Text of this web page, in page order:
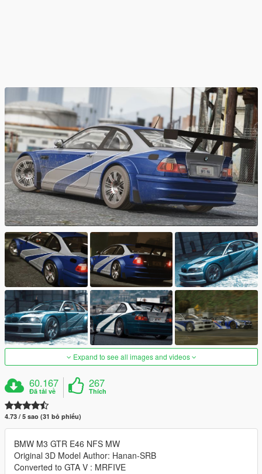
Expand to see all images and videos
60.167
Đã tải về
267
Thích
4.73 / 5 sao (31 bỏ phiếu)
BMW M3 GTR E46 NFS MW
Original 3D Model Author: Hanan-SRB
Converted to GTA V : MRFIVE